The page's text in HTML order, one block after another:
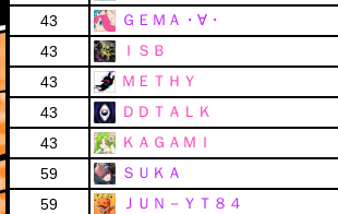
43
ＧＥＭＡ・∀・
43
ＩＳＢ
43
ＭＥＴＨＹ
43
ＤＤＴＡＬＫ
43
ＫＡＧＡＭＩ
59
ＳＵＫＡ
59
ＪＵＮ－ＹＴ８４